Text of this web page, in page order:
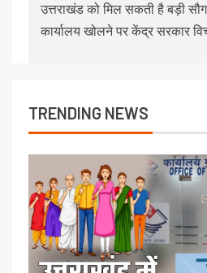
उत्तराखंड को मिल सकती है बड़ी
कार्यालय खोलने पर केंद्र सरकार
TRENDING NEWS